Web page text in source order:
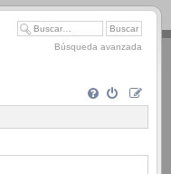
Búsqueda avanzada